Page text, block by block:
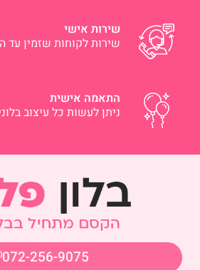
שירות אישי
שירות לקוחות שזמין עד השעה
התאמה אישית
ניתן לעשות כל עיצוב
072-256-9075